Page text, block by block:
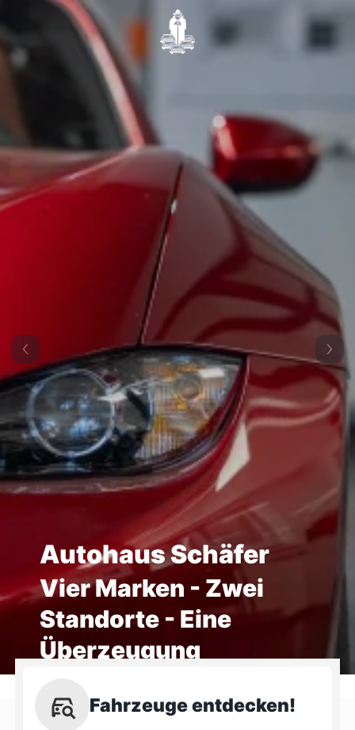
Autohaus Schäfer
Vier Marken - Zwei
Standorte - Eine
Überzeugung
Fahrzeuge entdecken!